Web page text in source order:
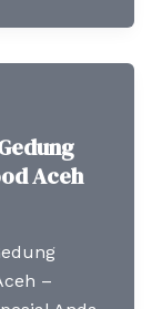
Aceh
–